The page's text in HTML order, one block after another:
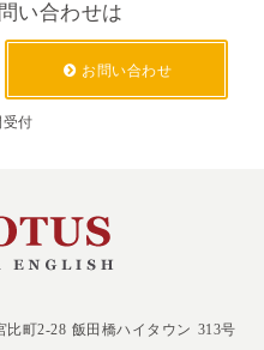
い合わせは
お問い合わせ
受付
比町2-28 飯田橋ハイタウン 313号